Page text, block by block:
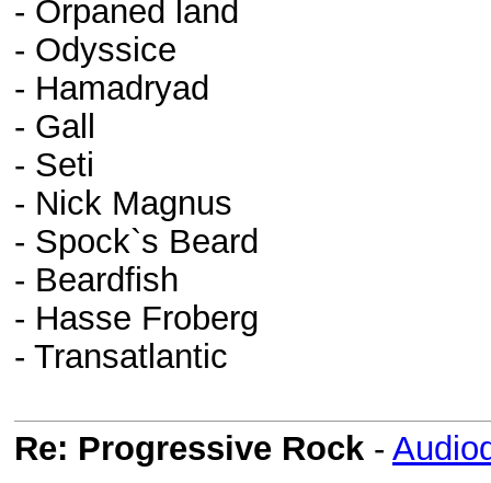
- Orpaned land
- Odyssice
- Hamadryad
- Gall
- Seti
- Nick Magnus
- Spock`s Beard
- Beardfish
- Hasse Froberg
- Transatlantic
Re: Progressive Rock -